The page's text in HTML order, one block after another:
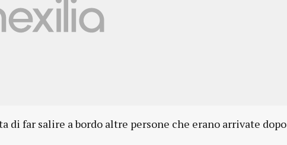
di far salire a bordo altre persone che erano arrivate dopo